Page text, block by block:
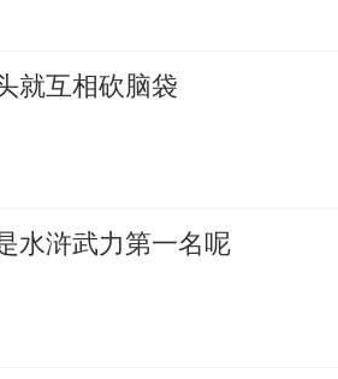
就互相砍脑袋
水浒武力第一名呢